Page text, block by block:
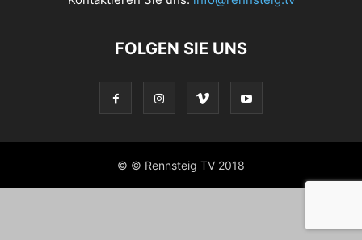
FOLGEN SIE UNS
© © Rennsteig TV 2018